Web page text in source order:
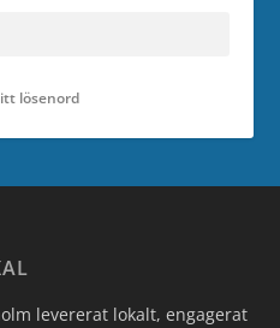
lösenord
levererat lokalt, engagerat